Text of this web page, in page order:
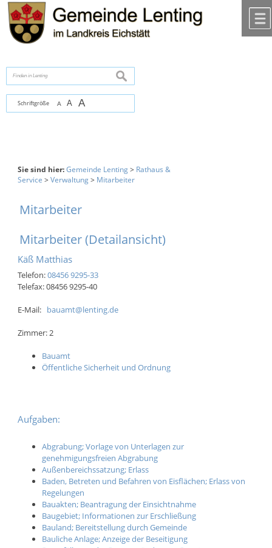
Zum Inhalt,zur Navigation oder zur Startseite springen.
Schriftgröße A A A
suchen
Sie sind hier: Gemeinde Lenting > Rathaus &
Service >Verwaltung > Mitarbeiter
Mitarbeiter
Mitarbeiter (Detailansicht)
Käß Matthias
Telefon:08456 9295-33
Telefax: 08456 9295-40
E-Mail: bauamt@lenting.de
Zimmer: 2
Bauamt
Öffentliche Sicherheit und Ordnung
Aufgaben:
Abgrabung; Vorlage von Unterlagen zur
genehmigungsfreien Abgrabung
Außenbereichssatzung; Erlass
Baden, Betreten und Befahren von Eisflächen; Erlass von
Regelungen
Bauakten; Beantragung der Einsichtnahme
Baugebiet; Informationen zur Erschließung
Bauland; Bereitstellung durch Gemeinde
Bauliche Anlage; Anzeige der Beseitigung